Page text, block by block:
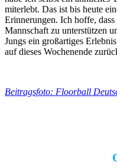
miterlebt. Das ist bis heute
Erinnerungen. Ich hoffe,
Mannschaft zu unterstützen
Jungs ein großartiges
auf dieses Wochenende
Beitragsfoto: Floorball